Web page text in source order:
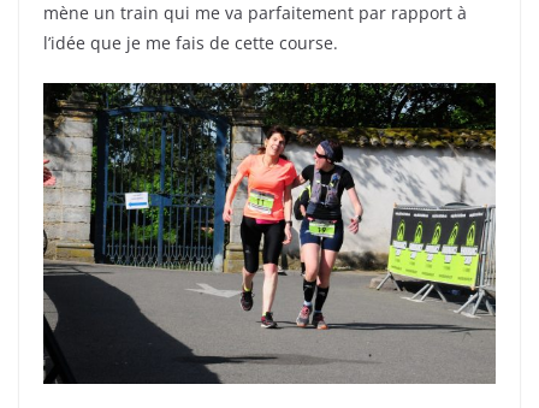
mène un train qui me va parfaitement par rapport à
l’idée que je me fais de cette course.